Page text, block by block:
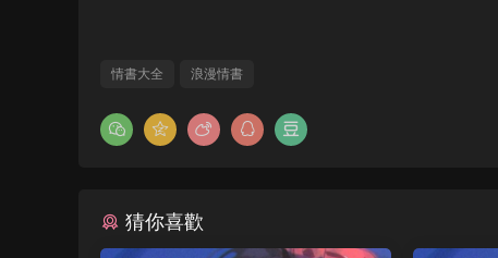
情書大全 浪漫情書
猜你喜歡